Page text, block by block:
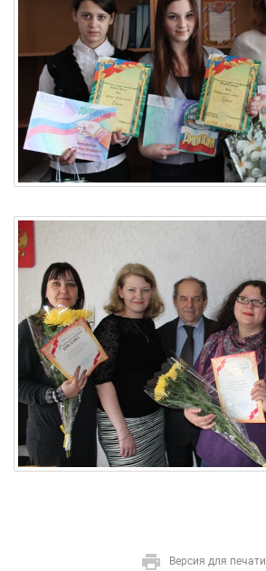
Версия для печати